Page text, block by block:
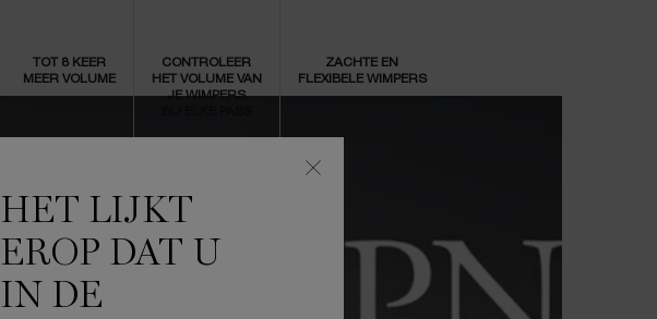
TOT 8 KEER
MEER VOLUME
CONTROLEER
HET VOLUME VAN
JE WIMPERS
ZACHTE EN
FLEXIBELE WIMPERS
HET LIJKT
EROP DAT U
IN DE